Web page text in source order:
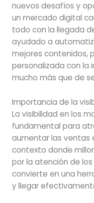
nuevos desafíos y
un mercado digital
todo con la llegada
ayudado a
mejores contenidos,
personalizada con la
mucho más que de
Importancia de la
La visibilidad en los
fundamental para
aumentar las ventas
contexto donde
por la atención de los
convierte en una
y llegar